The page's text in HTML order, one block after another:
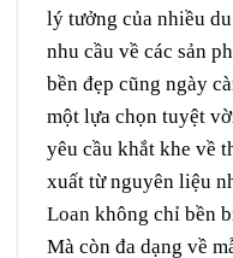
lý tưởng của nhiều
nhu cầu về các sản
bền đẹp cũng ngày
một lựa chọn tuyệt
yêu cầu khắt khe về
xuất từ nguyên liệu
Loan không chỉ bền
Mà còn đa dạng về